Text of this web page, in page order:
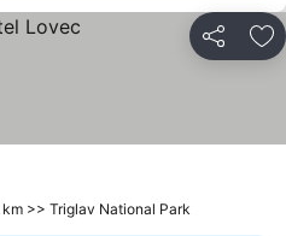
Zdieľať
>> Triglav National Park